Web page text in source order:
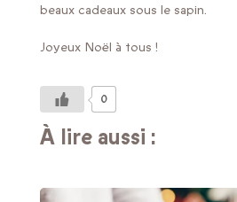
beaux cadeaux sous le sapin.
Joyeux Noël à tous !
0
À lire aussi :